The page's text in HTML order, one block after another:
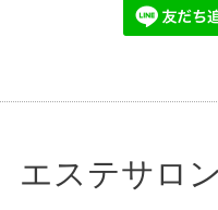
エステサロ